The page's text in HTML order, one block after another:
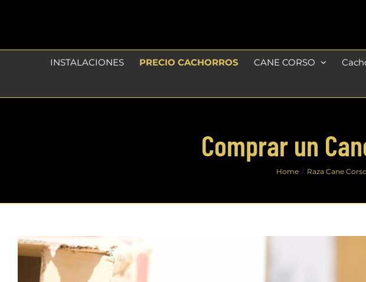
INSTALACIONES PRECIO CACHORROS CANE CORSO
Comprar un
Home Raza Cane Corso